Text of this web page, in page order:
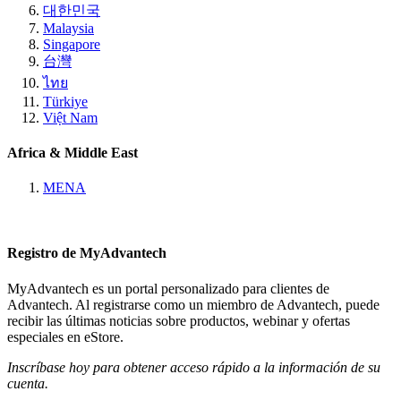
대한민국
Malaysia
Singapore
台灣
ไทย
Türkiye
Việt Nam
Africa & Middle East
MENA
Registro de MyAdvantech
MyAdvantech es un portal personalizado para clientes de
Advantech. Al registrarse como un miembro de Advantech, puede
recibir las últimas noticias sobre productos, webinar y ofertas
especiales en eStore.
Inscríbase hoy para obtener acceso rápido a la información de su
cuenta.